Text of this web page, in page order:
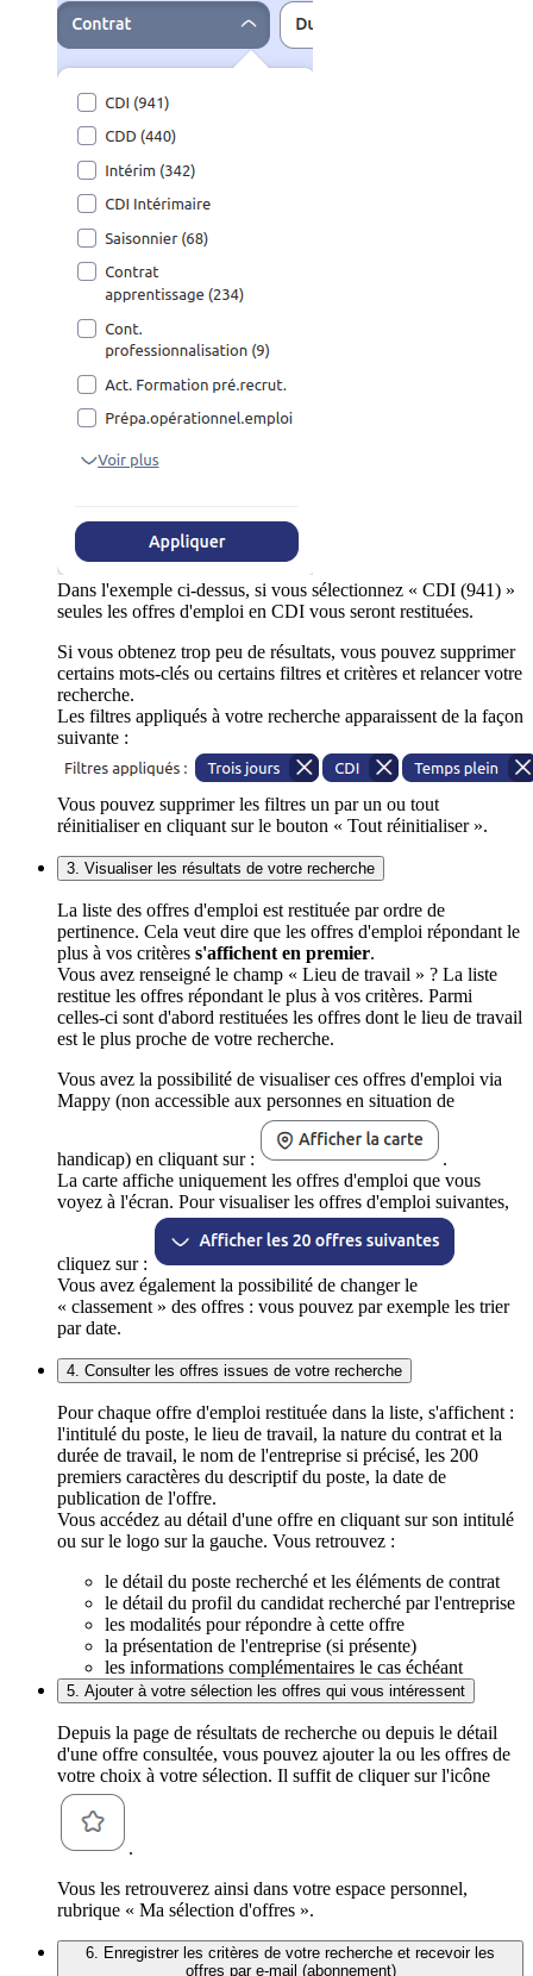
Dans l'exemple ci-dessus, si vous sélectionnez « CDI (941) »
seules les offres d'emploi en CDI vous seront restituées.
Si vous obtenez trop peu de résultats, vous pouvez supprimer
certains mots-clés ou certains filtres et critères et relancer votre
recherche.
Les filtres appliqués à votre recherche apparaissent de la façon
suivante :
Vous pouvez supprimer les filtres un par un ou tout
réinitialiser en cliquant sur le bouton « Tout réinitialiser ».
3. Visualiser les résultats de votre recherche
La liste des offres d'emploi est restituée par ordre de
pertinence. Cela veut dire que les offres d'emploi répondant le
plus à vos critères s'affichent en premier.
Vous avez renseigné le champ « Lieu de travail » ? La liste
restitue les offres répondant le plus à vos critères. Parmi
celles-ci sont d'abord restituées les offres dont le lieu de travail
est le plus proche de votre recherche.
Vous avez la possibilité de visualiser ces offres d'emploi via
Mappy (non accessible aux personnes en situation de
handicap) en cliquant sur :
.
La carte affiche uniquement les offres d'emploi que vous
voyez à l'écran. Pour visualiser les offres d'emploi suivantes,
cliquez sur :
Vous avez également la possibilité de changer le
« classement » des offres : vous pouvez par exemple les trier
par date.
4. Consulter les offres issues de votre recherche
Pour chaque offre d'emploi restituée dans la liste, s'affichent :
l'intitulé du poste, le lieu de travail, la nature du contrat et la
durée de travail, le nom de l'entreprise si précisé, les 200
premiers caractères du descriptif du poste, la date de
publication de l'offre.
Vous accédez au détail d'une offre en cliquant sur son intitulé
ou sur le logo sur la gauche. Vous retrouvez :
le détail du poste recherché et les éléments de contrat
le détail du profil du candidat recherché par l'entreprise
les modalités pour répondre à cette offre
la présentation de l'entreprise (si présente)
les informations complémentaires le cas échéant
5. Ajouter à votre sélection les offres qui vous intéressent
Depuis la page de résultats de recherche ou depuis le détail
d'une offre consultée, vous pouvez ajouter la ou les offres de
votre choix à votre sélection. Il suffit de cliquer sur l'icône
.
Vous les retrouverez ainsi dans votre espace personnel,
rubrique « Ma sélection d'offres ».
6. Enregistrer les critères de votre recherche et recevoir les
offres par e-mail (abonnement)